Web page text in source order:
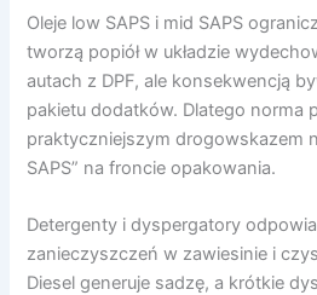
Oleje low SAPS i mid SAPS
tworzą popiół w układzie
autach z DPF, ale konsekwencją
pakietu dodatków. Dlatego norma
praktyczniejszym drogowskazem
SAPS” na froncie opakowania.
Detergenty i dyspergatory
zanieczyszczeń w zawiesinie i
Diesel generuje sadzę, a krótkie